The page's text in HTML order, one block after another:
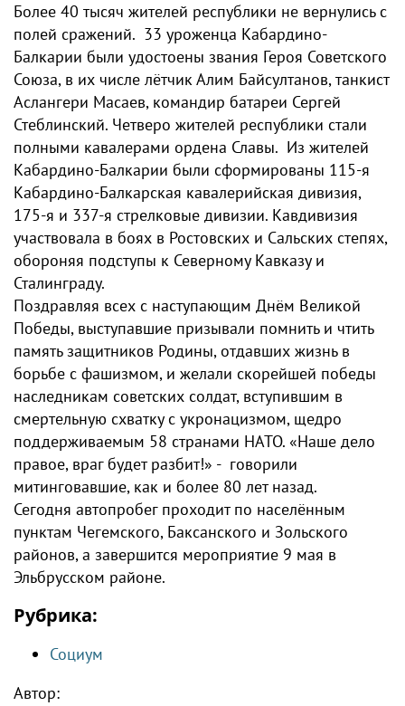
Более 40 тысяч жителей республики не вернулись с
полей сражений. 33 уроженца Кабардино-
Балкарии были удостоены звания Героя Советского
Союза, в их числе лётчик Алим Байсултанов, танкист
Аслангери Масаев, командир батареи Сергей
Стеблинский. Четверо жителей республики стали
полными кавалерами ордена Славы. Из жителей
Кабардино-Балкарии были сформированы 115-я
Кабардино-Балкарская кавалерийская дивизия,
175-я и 337-я стрелковые дивизии. Кавдивизия
участвовала в боях в Ростовских и Сальских степях,
обороняя подступы к Северному Кавказу и
Сталинграду.
Поздравляя всех с наступающим Днём Великой
Победы, выступавшие призывали помнить и чтить
память защитников Родины, отдавших жизнь в
борьбе с фашизмом, и желали скорейшей победы
наследникам советских солдат, вступившим в
смертельную схватку с укронацизмом, щедро
поддерживаемым 58 странами НАТО. «Наше дело
правое, враг будет разбит!» - говорили
митинговавшие, как и более 80 лет назад.
Сегодня автопробег проходит по населённым
пунктам Чегемского, Баксанского и Зольского
районов, а завершится мероприятие 9 мая в
Эльбрусском районе.
Рубрика:
Социум
Автор: